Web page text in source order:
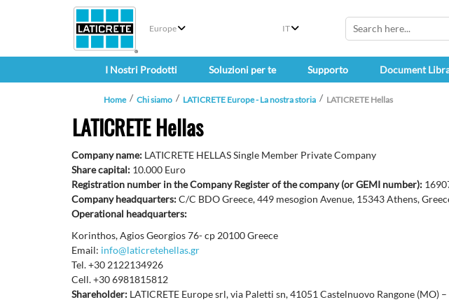
Europe IT
I Nostri Prodotti Soluzioni per te Supporto Document
Home Chi siamo LATICRETE Europe - La nostra storia LATICRETE Hellas
LATICRETE Hellas
Company name: LATICRETE HELLAS Single Member Private Company
Share capital: 10.000 Euro
Registration number in the Company Register of the company (or GEMI number):
Company headquarters:C/C BDO Greece, 449 mesogion Avenue, 15343 Athens,
Operational headquarters:
Korinthos, Agios Georgios 76- cp 20100 Greece
Email: info@laticretehellas.gr
Tel. +30 2122134926
Cell. +30 6981815812
Shareholder: LATICRETE Europe srl, via Paletti sn, 41051 Castelnuovo Rangone (MO)